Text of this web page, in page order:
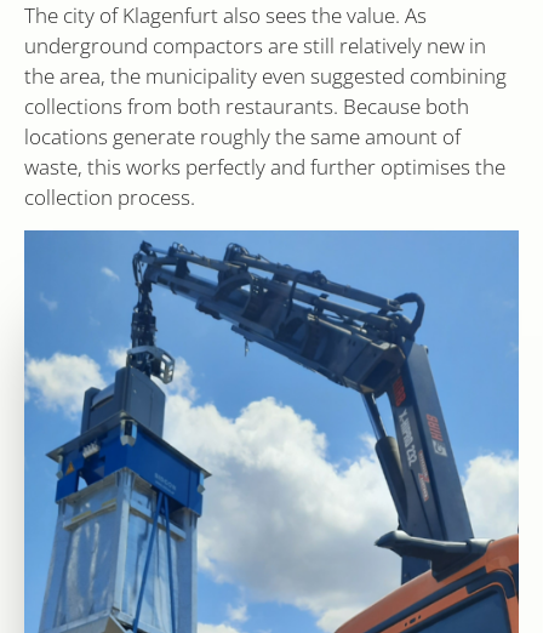
The city of Klagenfurt also sees the value. As
underground compactors are still relatively new in
the area, the municipality even suggested combining
collections from both restaurants. Because both
locations generate roughly the same amount of
waste, this works perfectly and further optimises the
collection process.